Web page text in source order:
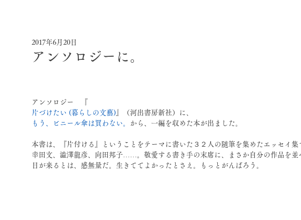
アンソロジーに。
2017年6月20日
アンソロジー　『
片づけたい (暮らしの文藝) 』（河出書房新社）に、
もう、ビニール傘は買わない。
から、一編を収めた本が出ました。
本書は、『片付ける』ということをテーマに書いた３２人の随筆を集めたエッセイ集
幸田文、澁澤龍彦、向田邦子……。敬愛する書き手の末席に、まさか自分の作品を並
日が来るとは、感無量だ。生きててよかったとさえ。もっとがんばろう。